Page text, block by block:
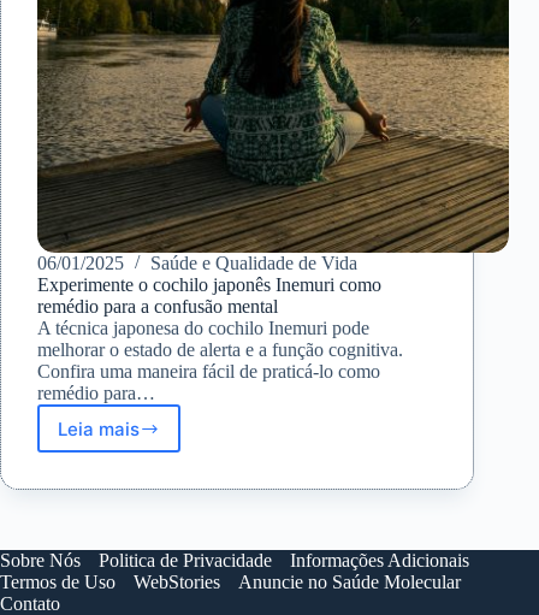
06/01/2025
Saúde e Qualidade de Vida
Experimente o cochilo japonês Inemuri como
remédio para a confusão mental
A técnica japonesa do cochilo Inemuri pode
melhorar o estado de alerta e a função cognitiva.
Confira uma maneira fácil de praticá-lo como
remédio para…
Leia maisExperimente
cochilo
como
remédio
Sobre Nós Politica de Privacidade
Informações Adicionais
Termos de Uso
WebStories
Anuncie no Saúde Molecular
Contato